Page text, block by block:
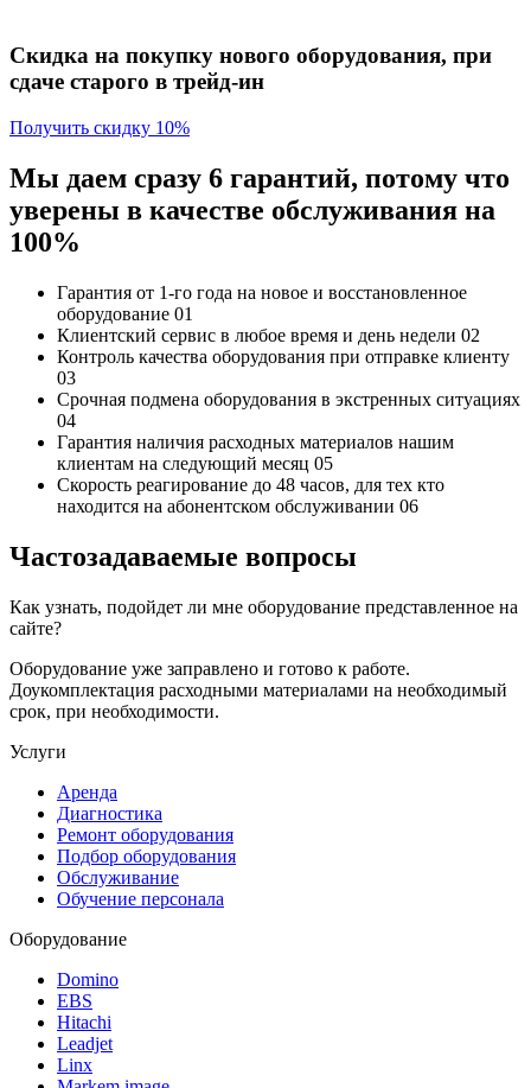
Скидка на покупку нового оборудования, при
сдаче старого в трейд-ин
Получить скидку 10%
Мы даем сразу 6 гарантий, потому что
уверены в качестве обслуживания на
100%
Гарантия от 1-го года на новое и восстановленное
оборудование 01
Клиентский сервис в любое время и день недели 02
Контроль качества оборудования при отправке клиенту
03
Срочная подмена оборудования в экстренных ситуациях
04
Гарантия наличия расходных материалов нашим
клиентам на следующий месяц 05
Скорость реагирование до 48 часов, для тех кто
находится на абонентском обслуживании 06
Частозадаваемые вопросы
Как узнать, подойдет ли мне оборудование представленное на
сайте?
Оборудование уже заправлено и готово к работе.
Доукомплектация расходными материалами на необходимый
срок, при необходимости.
Услуги
Аренда
Диагностика
Ремонт оборудования
Подбор оборудования
Обслуживание
Обучение персонала
Оборудование
Domino
EBS
Hitachi
Leadjet
Linx